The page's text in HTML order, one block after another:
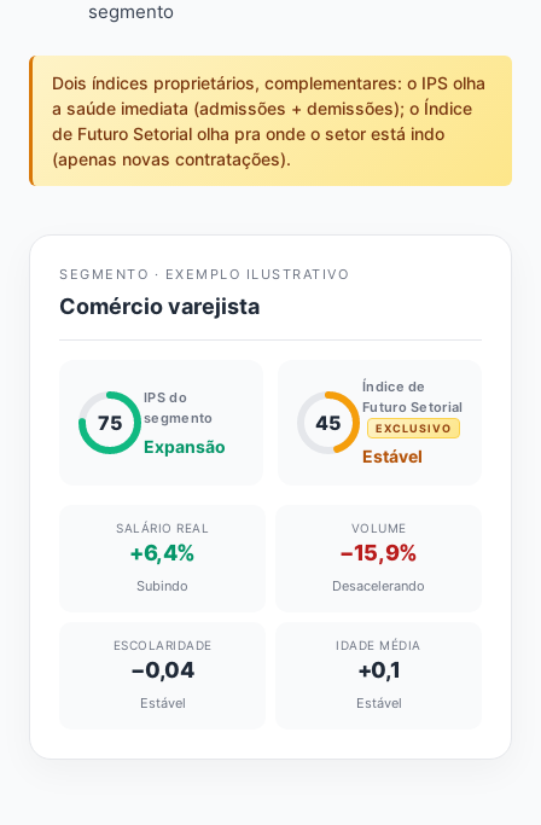
segmento
Dois índices proprietários, complementares: o IPS olha
a saúde imediata (admissões + demissões); o Índice
de Futuro Setorial olha pra onde o setor está indo
(apenas novas contratações).
SEGMENTO · EXEMPLO ILUSTRATIVO
Comércio varejista
75
IPS do
segmento
Expansão
45
Índice de
Futuro Setorial
EXCLUSIVO
Estável
SALÁRIO REAL
+6,4%
Subindo
VOLUME
−15,9%
Desacelerando
ESCOLARIDADE
−0,04
Estável
IDADE MÉDIA
+0,1
Estável